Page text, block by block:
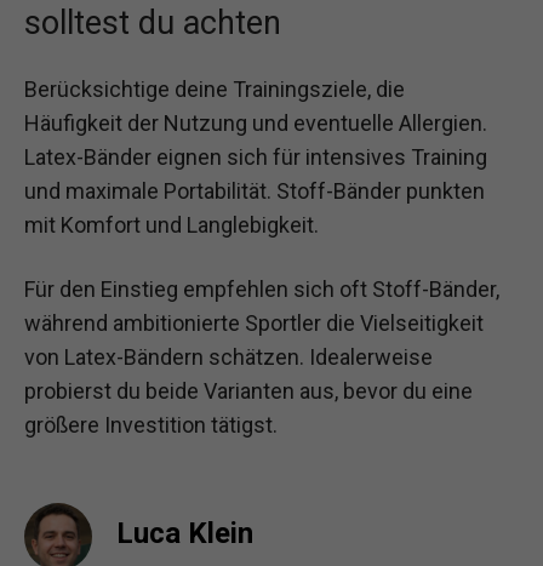
solltest du achten
Berücksichtige deine Trainingsziele, die
Häufigkeit der Nutzung und eventuelle Allergien.
Latex-Bänder eignen sich für intensives Training
und maximale Portabilität. Stoff-Bänder punkten
mit Komfort und Langlebigkeit.
Für den Einstieg empfehlen sich oft Stoff-Bänder,
während ambitionierte Sportler die Vielseitigkeit
von Latex-Bändern schätzen. Idealerweise
probierst du beide Varianten aus, bevor du eine
größere Investition tätigst.
Luca Klein